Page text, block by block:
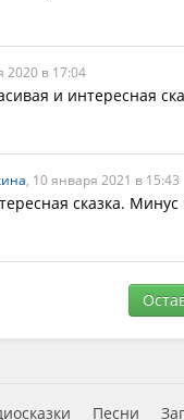
2020 в 17:04
и интересная
, 10 января 2021 в 15:43
сказка.
Песни